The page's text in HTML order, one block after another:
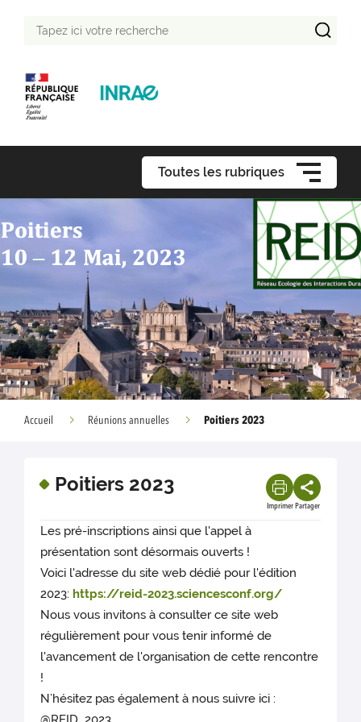
Toutes les rubriques
Accueil Réunions annuelles Poitiers 2023
Poitiers 2023
Imprimer Partager
Les pré-inscriptions ainsi que l'appel à
présentation sont désormais ouverts !
Voici l'adresse du site web dédié pour l'édition
2023: https://reid-2023.sciencesconf.org/
Nous vous invitons à consulter ce site web
régulièrement pour vous tenir informé de
l'avancement de l'organisation de cette rencontre
!
N’hésitez pas également à nous suivre ici :